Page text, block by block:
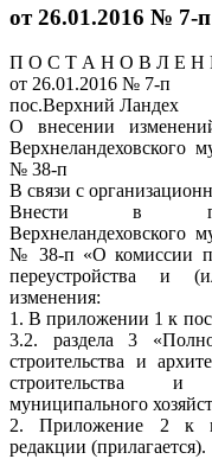
от 26.01.2016 № 7-п
П О С Т А Н О В Л Е Н
от 26.01.2016 № 7-п
пос.Верхний Ландех
О внесении
Верхнеландеховского
№ 38-п
В связи с
Внести в
Верхнеландеховского
№ 38-п «О комиссии
переустройства и
изменения:
1. В приложении 1 к
3.2. раздела 3
строительства и
строительства и
муниципального
2. Приложение 2 к
редакции (прилагается).